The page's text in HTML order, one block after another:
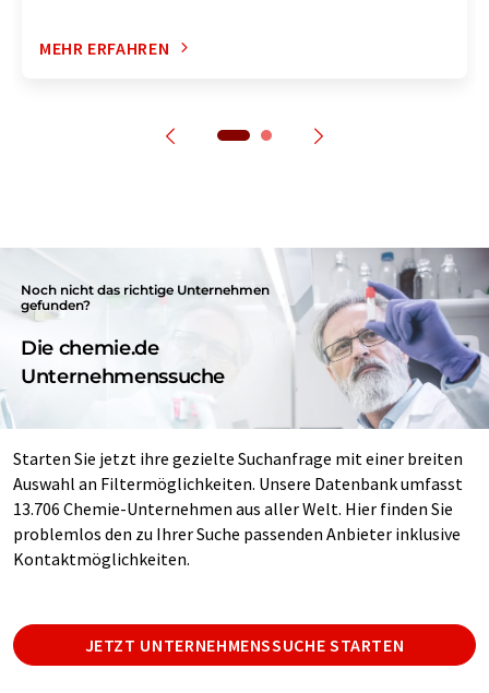
MEHR ERFAHREN
Noch nicht das richtige Unternehmen
gefunden?
Die chemie.de
Unternehmenssuche
Starten Sie jetzt ihre gezielte Suchanfrage mit einer breiten
Auswahl an Filtermöglichkeiten. Unsere Datenbank umfasst
13.706 Chemie-Unternehmen aus aller Welt. Hier finden Sie
problemlos den zu Ihrer Suche passenden Anbieter inklusive
Kontaktmöglichkeiten.
JETZT UNTERNEHMENSSUCHE STARTEN